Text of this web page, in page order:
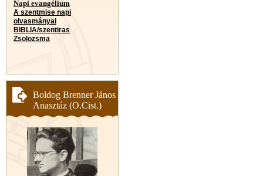
Napi evangélium
A szentmise napi
olvasmányai
BIBLIA/szentiras
Zsolozsma
Boldog Brenner János
Anasztáz (O.Cist.)